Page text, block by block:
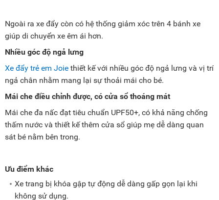
Ngoài ra xe đẩy còn có hệ thống giảm xóc trên 4 bánh xe
giúp di chuyển xe êm ái hơn.
Nhiều góc độ ngả lưng
Xe đẩy trẻ em Joie thiết kế với nhiều góc độ ngả lưng và vị trí
ngả chân nhằm mang lại sự thoải mái cho bé.
Mái che điều chỉnh được, có cửa sổ thoáng mát
Mái che đa nấc đạt tiêu chuẩn UPF50+, có khả năng chống
thấm nước và thiết kế thêm cửa sổ giúp mẹ dễ dàng quan
sát bé nằm bên trong.
Ưu điểm khác
Xe trang bị khóa gập tự động dễ dàng gấp gọn lại khi
không sử dụng.